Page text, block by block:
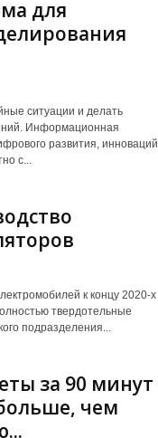
для
ситуации и делать
Информационная
развития, инноваций
с...
к концу 2020-х
твердотельные
подразделения...
за 90 минут
чем